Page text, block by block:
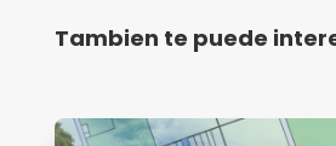
Tambien te puede